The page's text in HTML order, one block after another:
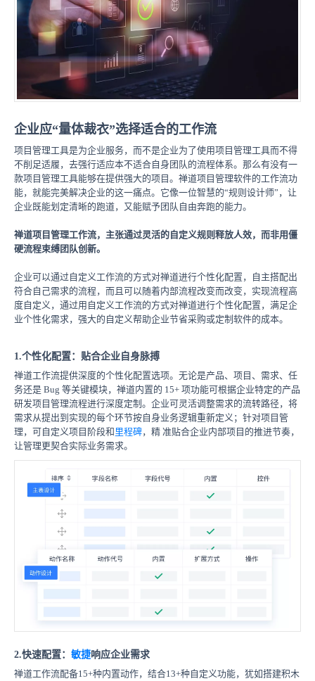
企业应“量体裁衣”选择适合的工作流
项目管理工具是为企业服务，而不是企业为了使用项目管理工具而不得
不削足适履，去强行适应本不适合自身团队的流程体系。那么有没有一
款项目管理工具能够在提供强大的项目。禅道项目管理软件的工作流功
能，就能完美解决企业的这一痛点。它像一位智慧的“规则设计师”，让
企业既能划定清晰的跑道，又能赋予团队自由奔跑的能力。
禅道项目管理工作流，主张通过灵活的自定义规则释放人效，而非用僵
硬流程束缚团队创新。
企业可以通过自定义工作流的方式对禅道进行个性化配置，自主搭配出
符合自己需求的流程，而且可以随着内部流程改变而改变，实现流程高
度自定义，通过用自定义工作流的方式对禅道进行个性化配置，满足企
业个性化需求，强大的自定义帮助企业节省采购或定制软件的成本。
1.个性化配置：贴合企业自身脉搏
禅道工作流提供深度的个性化配置选项。无论是产品、项目、需求、任
务还是 Bug 等关键模块，禅道内置的 15+ 项功能可根据企业特定的产品
研发项目管理流程进行深度定制。企业可灵活调整需求的流转路径，将
需求从提出到实现的每个环节按自身业务逻辑重新定义；针对项目管
理，可自定义项目阶段和 里程碑，精 准贴合企业内部项目的推进节奏，
让管理更契合实际业务需求。
2.快速配置： 敏捷响应企业需求
禅道工作流配备15+种内置动作，结合13+种自定义功能，犹如搭建积木